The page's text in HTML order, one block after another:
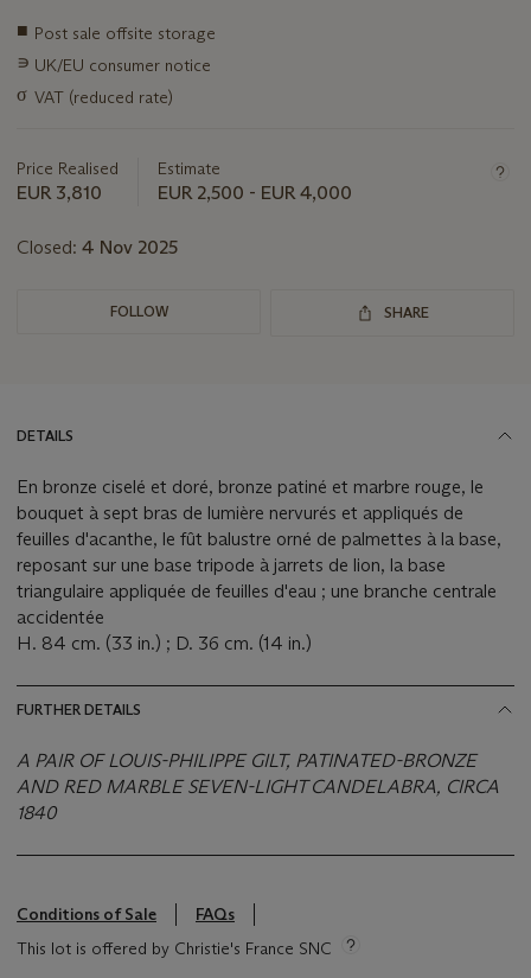
Important
about
this
■ Post sale offsite storage
∍ UK/EU consumer notice
σ VAT (reduced rate)
Price Realised
EUR 3,810
Estimate
EUR 2,500 - EUR 4,000
Closed: 4 Nov 2025
FOLLOW SHARE
DETAILS
En bronze ciselé et doré, bronze patiné et marbre rouge, le
bouquet à sept bras de lumière nervurés et appliqués de
feuilles d'acanthe, le fût balustre orné de palmettes à la base,
reposant sur une base tripode à jarrets de lion, la base
triangulaire appliquée de feuilles d'eau ; une branche centrale
accidentée
H. 84 cm. (33 in.) ; D. 36 cm. (14 in.)
FURTHER DETAILS
A PAIR OF LOUIS-PHILIPPE GILT, PATINATED-BRONZE
AND RED MARBLE SEVEN-LIGHT CANDELABRA, CIRCA
1840
Conditions of Sale
FAQs
This lot is offered by Christie's France SNC